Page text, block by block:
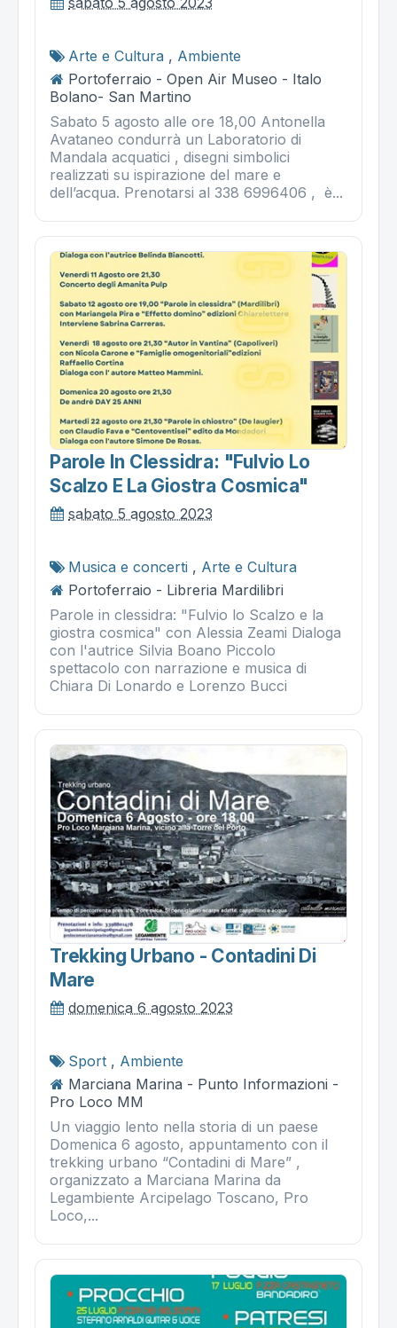
Arte e Cultura , Ambiente
Portoferraio - Open Air Museo - Italo
Bolano- San Martino
Sabato 5 agosto alle ore 18,00 Antonella
Avataneo condurrà un Laboratorio di
Mandala acquatici , disegni simbolici
realizzati su ispirazione del mare e
dell’acqua. Prenotarsi al 338 6996406 , è...
Parole In Clessidra: "fulvio Lo
Scalzo E La Giostra Cosmica"
sabato 5 agosto 2023
Musica e concerti , Arte e Cultura
Portoferraio - Libreria Mardilibri
Parole in clessidra: "Fulvio lo Scalzo e la
giostra cosmica" con Alessia Zeami Dialoga
con l'autrice Silvia Boano Piccolo
spettacolo con narrazione e musica di
Chiara Di Lonardo e Lorenzo Bucci
Trekking Urbano - Contadini Di
Mare
domenica 6 agosto 2023
Sport , Ambiente
Marciana Marina - Punto Informazioni -
Pro Loco MM
Un viaggio lento nella storia di un paese
Domenica 6 agosto, appuntamento con il
trekking urbano “Contadini di Mare” ,
organizzato a Marciana Marina da
Legambiente Arcipelago Toscano, Pro
Loco,...